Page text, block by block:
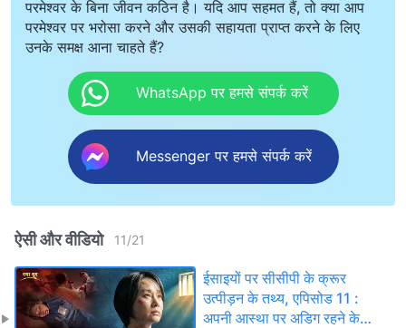
परमेश्वर के बिना जीवन कठिन है। यदि आप सहमत हैं, तो क्या आप
परमेश्वर पर भरोसा करने और उसकी सहायता प्राप्त करने के लिए
उनके समक्ष आना चाहते हैं?
WhatsApp पर हमसे संपर्क करें
Messenger पर हमसे संपर्क करें
ऐसी और वीडियो 11/21
ईसाइयों पर सीसीपी के क्रूर
उत्पीड़न के तथ्य, एपिसोड 11 :
अपनी आस्था पर अडिग रहने के